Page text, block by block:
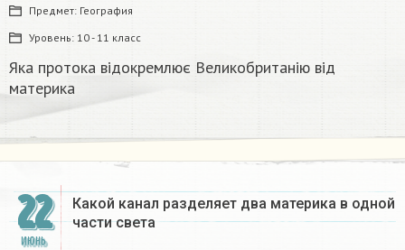
Предмет: География
Уровень: 10 - 11 класс
Яка протока відокремлює Великобританію від
материка​
22
ИЮНЬ
Какой канал разделяет два материка в одной
части света